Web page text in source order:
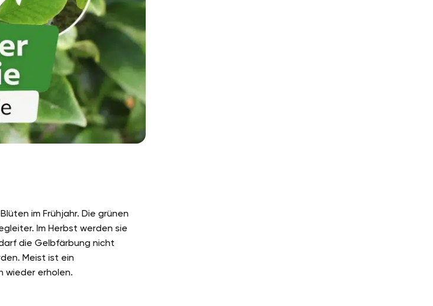
im Frühjahr. Die grünen
Im Herbst werden sie
die Gelbfärbung nicht
Meist ist ein
wieder erholen.